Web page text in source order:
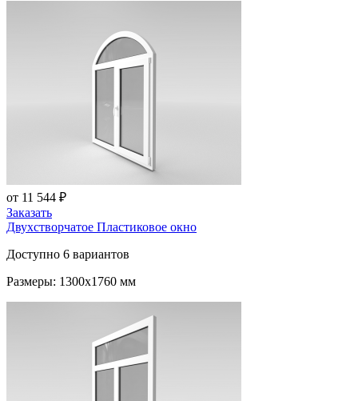
от 11 544 ₽
Заказать
Двухстворчатое Пластиковое окно
Доступно 6 вариантов
Размеры: 1300x1760 мм